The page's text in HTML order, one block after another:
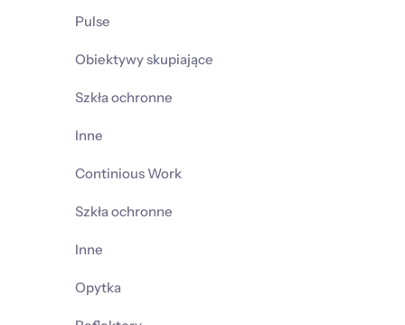
Pulse
Obiektywy skupiające
Szkła ochronne
Inne
Continious Work
Szkła ochronne
Inne
Opytka